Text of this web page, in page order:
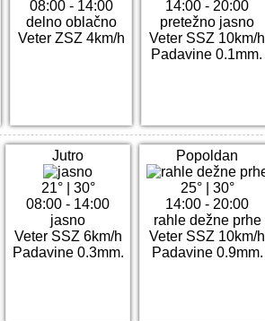
08:00 - 14:00
delno oblačno
Veter ZSZ 4km/h
14:00 - 20:00
pretežno jasno
Veter SSZ 10km/h
Padavine 0.1mm.
Jutro
21°| 30°
08:00 - 14:00
jasno
Veter SSZ 6km/h
Padavine 0.3mm.
Popoldan
25°| 30°
14:00 - 20:00
rahle dežne prhe
Veter SSZ 10km/h
Padavine 0.9mm.